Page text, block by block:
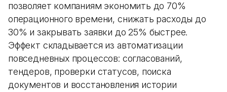
позволяет компаниям экономить до 70%
операционного времени, снижать расходы до
30% и закрывать заявки до 25% быстрее.
Эффект складывается из автоматизации
повседневных процессов: согласований,
тендеров, проверки статусов, поиска
документов и восстановления истории